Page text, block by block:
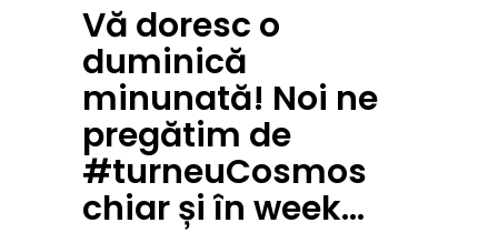
Vă doresc o
duminică
minunată! Noi ne
pregătim de
#turneuCosmos
chiar și în week…